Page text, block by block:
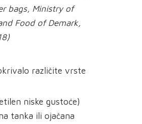
bags, Ministry of
Food of Demark,
različite vrste
niske gustoće)
tanka ili ojačana